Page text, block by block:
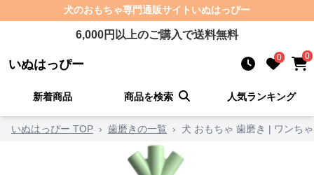
犬のおもちゃ専門通販サイト いぬはっぴー
6,000円以上のご購入で送料無料
いぬはっぴー 0 0
新着商品 商品を検索 人気ランキング
いぬはっぴー TOP › 歯磨きの一覧 › 犬 おもちゃ 歯磨き | ワンち